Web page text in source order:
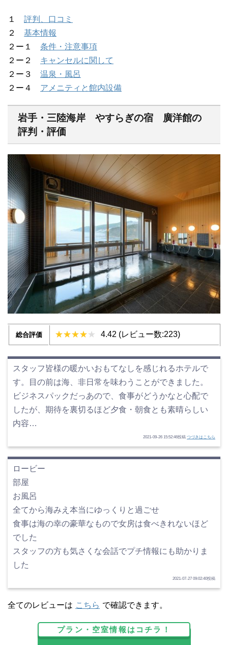
１ 評判、口コミ
２ 基本情報
２ー１ 条件・注意事項
２ー２ キャンセルに関して
２ー３ 温泉・風呂
２ー４ アメニティと館内設備
岩手・三陸海岸 やすらぎの宿 廣洋館の
評判・評価
総合評価 4.42 (レビュー数:223)
スタッフ皆様の暖かいおもてなしを感じれるホテルで
す。目の前は海、非日常を味わうことができました。
ビジネスパックだっあので、食事がどうかなと心配で
したが、期待を裏切るほど夕食・朝食とも素晴らしい
内容…
2021-09-26 15:52:46投稿 つづきはこちら
ロービー
部屋
お風呂
全てから海みえ本当にゆっくりと過ごせ
食事は海の幸の豪華なもので女房は食べきれないほど
でした
スタッフの方も気さくな会話でプチ情報にも助かりま
した
2021-07-27 09:02:40投稿
全てのレビューは こちら で確認できます。
プラン・空室情報はコチラ！